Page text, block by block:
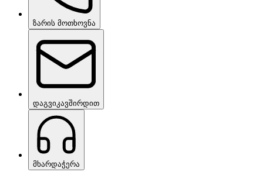
ზარის მოთხოვნა
დაგვიკავშირდით
მხარდაჭერა